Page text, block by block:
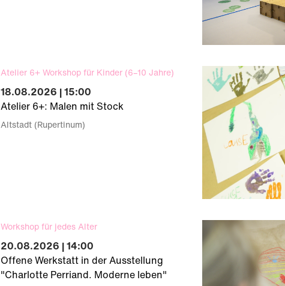
Atelier 6+ Workshop für Kinder (6–10 Jahre)
18.08.2026 | 15:00
Atelier 6+: Malen mit Stock
Altstadt (Rupertinum)
Workshop für jedes Alter
20.08.2026 | 14:00
Offene Werkstatt in der Ausstellung
"Charlotte Perriand. Moderne leben"